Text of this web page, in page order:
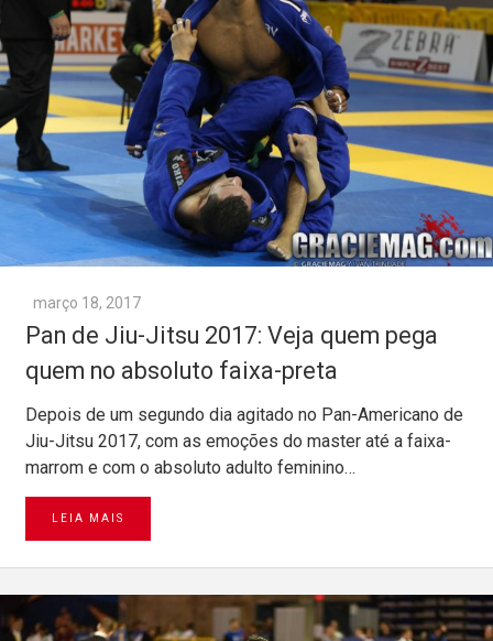
março 18, 2017
Pan de Jiu-Jitsu 2017: Veja quem pega
quem no absoluto faixa-preta
Depois de um segundo dia agitado no Pan-Americano de
Jiu-Jitsu 2017, com as emoções do master até a faixa-
marrom e com o absoluto adulto feminino…
LEIA MAIS